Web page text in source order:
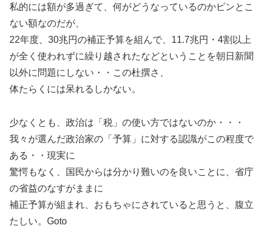
私的には額が多過ぎて、何がどうなっているのかピンとこ
ない額なのだが、
22年度、30兆円の補正予算を組んで、11.7兆円・4割以上
が全く使われずに繰り越されたなどということを朝日新聞
以外に問題にしない・・この杜撰さ、
体たらくには呆れるしかない。
少なくとも、政治は「税」の使い方ではないのか・・・
我々が選んだ政治家の「予算」に対する認識がこの程度で
ある・・現実に
驚愕もなく、国民からは分かり難いのを良いことに、省庁
の省益のなすがままに
補正予算が組まれ、おもちゃにされていると思うと、腹立
たしい。Goto